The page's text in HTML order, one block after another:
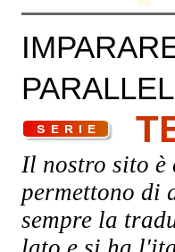
Il nostro sito è
permettono di
sempre la